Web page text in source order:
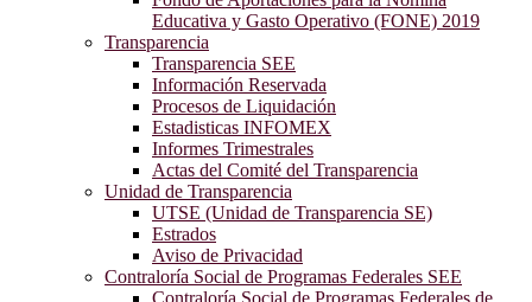
Educativa y Gasto Operativo (FONE) 2019
Transparencia
Transparencia SEE
Información Reservada
Procesos de Liquidación
Estadisticas INFOMEX
Informes Trimestrales
Actas del Comité del Transparencia
Unidad de Transparencia
UTSE (Unidad de Transparencia SE)
Estrados
Aviso de Privacidad
Contraloría Social de Programas Federales SEE
Contraloría Social de Programas Federales de